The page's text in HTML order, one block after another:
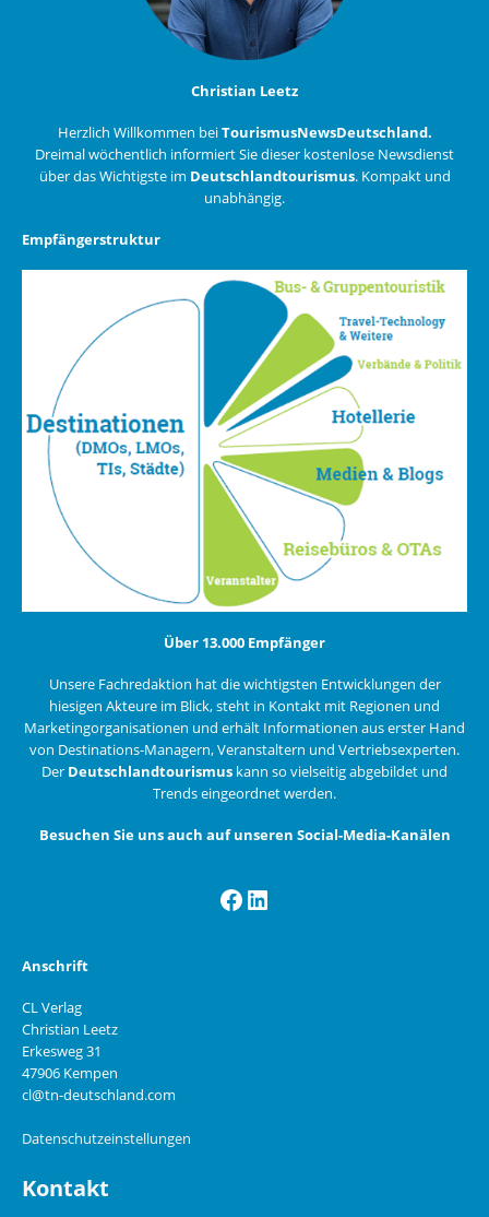
Christian Leetz
Herzlich Willkommen beiTourismusNewsDeutschland.
Dreimal wöchentlich informiert Sie dieser kostenlose Newsdienst
über das Wichtigste im Deutschlandtourismus. Kompakt und
unabhängig.
Empfängerstruktur
Über 13.000 Empfänger
Unsere Fachredaktion hat die wichtigsten Entwicklungen der
hiesigen Akteure im Blick, steht in Kontakt mit Regionen und
Marketingorganisationen und erhält Informationen aus erster Hand
von Destinations-Managern, Veranstaltern und Vertriebsexperten.
Der Deutschlandtourismus kann so vielseitig abgebildet und
Trends eingeordnet werden.
Besuchen Sie uns auch auf unseren Social-Media-Kanälen
Facebook
LinkedIn
Anschrift
CL Verlag
Christian Leetz
Erkesweg 31
47906 Kempen
cl@tn-deutschland.com
Datenschutzeinstellungen
Kontakt